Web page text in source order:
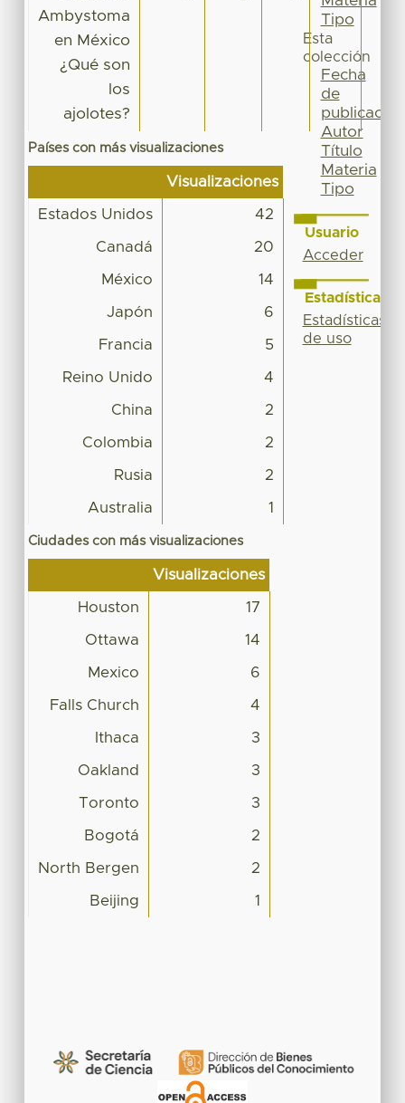
Ambystoma
en México
¿Qué son
los
ajolotes?
Países con más visualizaciones
Visualizaciones
Estados Unidos 42
Canadá 20
México 14
Japón 6
Francia 5
Reino Unido 4
China 2
Colombia 2
Rusia 2
Australia 1
Ciudades con más visualizaciones
Visualizaciones
Houston 17
Ottawa 14
Mexico 6
Falls Church 4
Ithaca 3
Oakland 3
Toronto 3
Bogotá 2
North Bergen 2
Beijing 1
Tipo
Esta
colección
Fecha
de
publicación
Autor
Título
Materia
Tipo
Usuario
Acceder
Estadísticas
Estadísticas
de uso